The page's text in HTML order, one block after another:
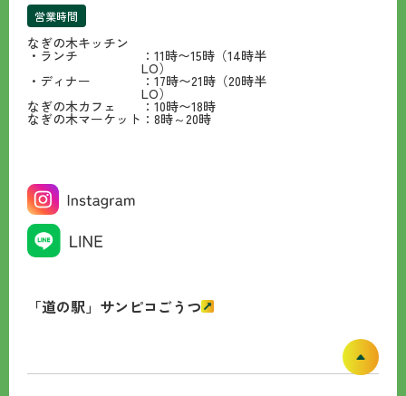
営業時間
なぎの木キッチン
・ランチ ：11時〜15時（14時半
LO）
・ディナー ：17時〜21時（20時半
LO）
なぎの木カフェ ：10時〜18時
なぎの木マーケット ：8時～20時
「道の駅」サンピコごうつ